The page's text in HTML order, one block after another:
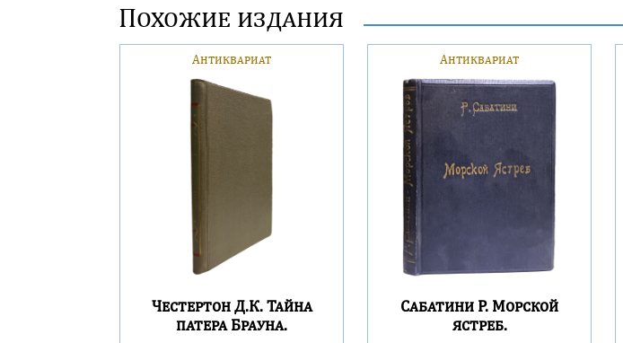
Похожие издания
Антиквариат
Честертон Д.К. Тайна
патера Брауна.
Антиквариат
Сабатини Р. Морской
ястреб.